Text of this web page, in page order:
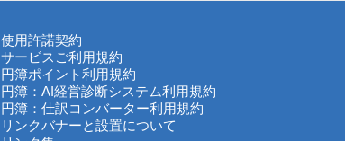
使用許諾契約
サービスご利用規約
円簿ポイント利用規約
円簿：AI経営診断システム利用規約
円簿：仕訳コンバーター利用規約
リンクバナーと設置について